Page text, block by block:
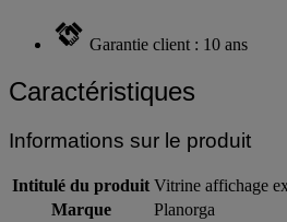
Garantie client : 10 ans
Caractéristiques
Informations sur le produit
Intitulé du produit Vitrine affichage
Marque
Planorga